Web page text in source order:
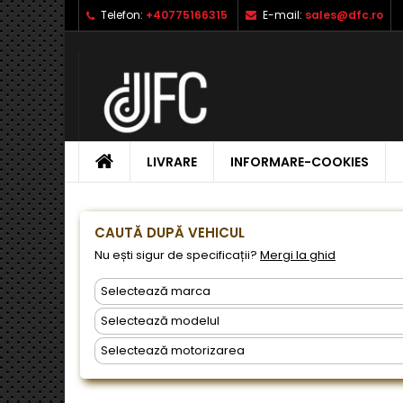
Telefon: +40775166315 E-mail: sales@dfc.ro
ACASALIVRARE INFORMARE-COOKIES
CAUTĂ DUPĂ VEHICUL
Nu ești sigur de specificații? Mergi la ghid